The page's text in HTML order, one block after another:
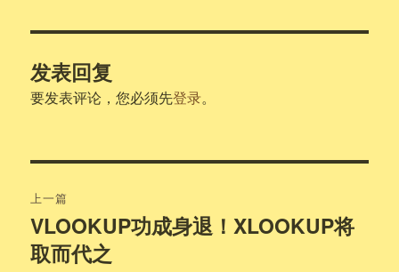
发表回复
要发表评论，您必须先登录。
章
导
上一篇
上
篇
VLOOKUP功成身退！XLOOKUP将
取而代之